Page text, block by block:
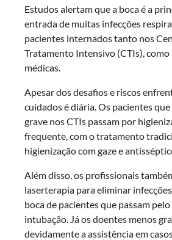
Estudos alertam que a boca é a
entrada de muitas infecções
pacientes internados tanto nos
Tratamento Intensivo (CTIs), como
médicas.
Apesar dos desafios e riscos
cuidados é diária. Os pacientes
grave nos CTIs passam por
frequente, com o tratamento
higienização com gaze e
Além disso, os profissionais
laserterapia para eliminar
boca de pacientes que passam
intubação. Já os doentes menos
devidamente a assistência em